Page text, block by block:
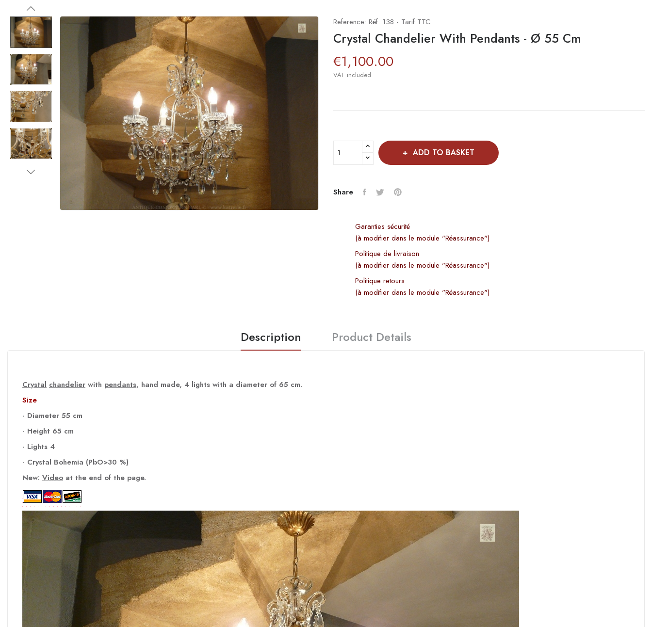
Reference: Réf. 138 - Tarif TTC
Crystal Chandelier With Pendants - Ø 55 Cm
€1,100.00
VAT included
ADD TO BASKET
Share
Garanties sécurité
(à modifier dans le module "Réassurance")
Politique de livraison
(à modifier dans le module "Réassurance")
Politique retours
(à modifier dans le module "Réassurance")
Description Product Details
Crystal chandelier with pendants, hand made, 4 lights with a diameter of 65 cm.
Size
- Diameter 55 cm
- Height 65 cm
- Lights 4
- Crystal Bohemia (PbO>30 %)
New: Video at the end of the page.